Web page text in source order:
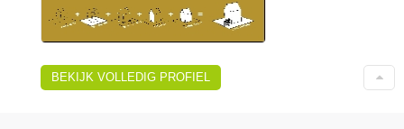
BEKIJK VOLLEDIG PROFIEL